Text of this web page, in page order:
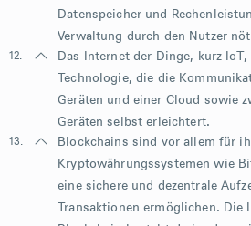
Datenspeicher und
Verwaltung durch den Nutzer
12.
Das Internet der Dinge, kurz
Technologie, die die
Geräten und einer Cloud sowie
Geräten selbst erleichtert.
13.
Blockchains sind vor allem für
Kryptowährungssystemen wie
eine sichere und dezentrale
Transaktionen ermöglichen. Die